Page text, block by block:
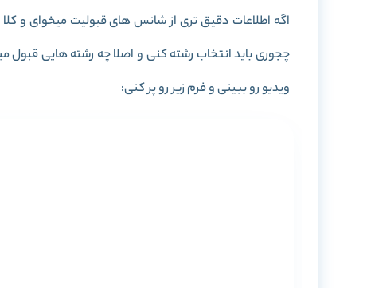
اگه اطلاعات دقیق تری از شانس های قبولیت میخوای و
چجوری باید انتخاب رشته کنی و اصلا چه رشته هایی قبول
ویدیو رو ببینی و فرم زیر رو پر کنی: